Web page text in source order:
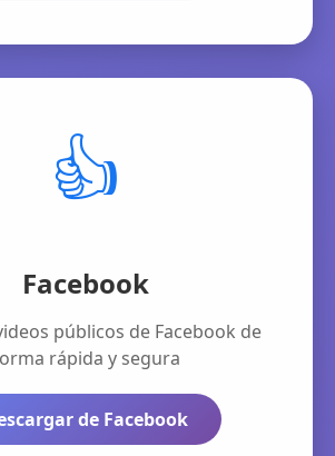
👍
Facebook
públicos de Facebook de
rápida y segura
de Facebook